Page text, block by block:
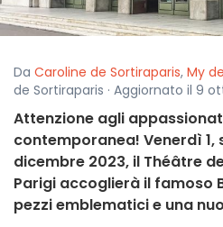
Da Caroline de Sortiraparis, My
de Sortiraparis · Aggiornato il 9
Attenzione agli
contemporanea! Venerdì 1,
dicembre 2023, il Théâtre
Parigi accoglierà il famoso
pezzi emblematici e una